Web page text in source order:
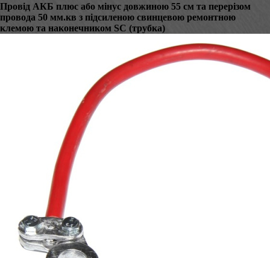
Провід АКБ плюс або мінус довжиною 55 см та перерізом
провода 50 мм.кв з підсиленою свинцевою ремонтною
клемою та наконечником SC (трубка)